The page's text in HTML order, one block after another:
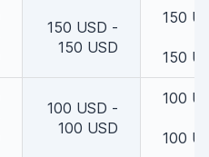
150 USD -
150 USD
150
150
100 USD -
100 USD
100
100